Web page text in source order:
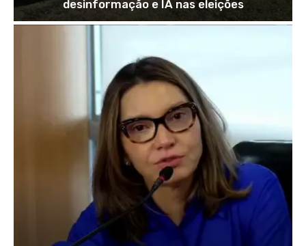
desinformação e IA nas eleições